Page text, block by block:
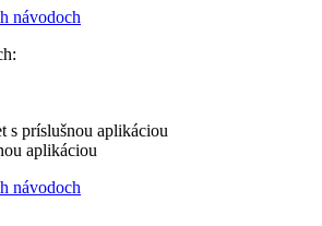
návodoch
s príslušnou aplikáciou
aplikáciou
návodoch